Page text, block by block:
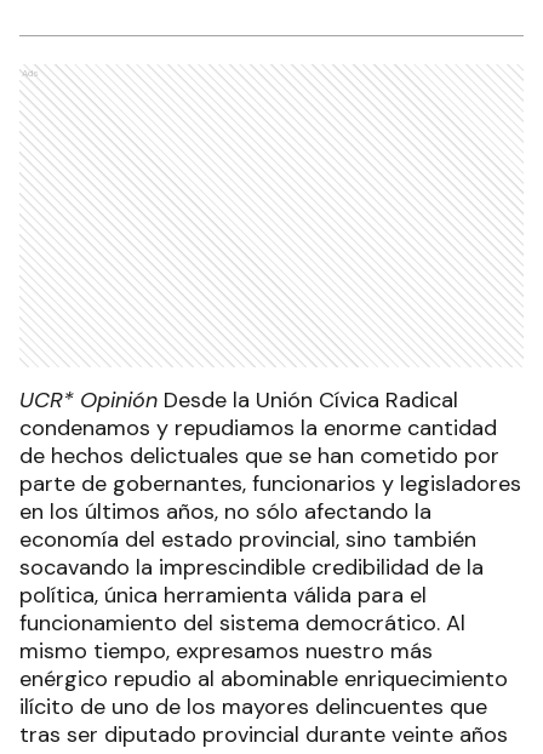
Ads
UCR* Opinión Desde la Unión Cívica Radical
condenamos y repudiamos la enorme cantidad
de hechos delictuales que se han cometido por
parte de gobernantes, funcionarios y legisladores
en los últimos años, no sólo afectando la
economía del estado provincial, sino también
socavando la imprescindible credibilidad de la
política, única herramienta válida para el
funcionamiento del sistema democrático. Al
mismo tiempo, expresamos nuestro más
enérgico repudio al abominable enriquecimiento
ilícito de uno de los mayores delincuentes que
tras ser diputado provincial durante veinte años